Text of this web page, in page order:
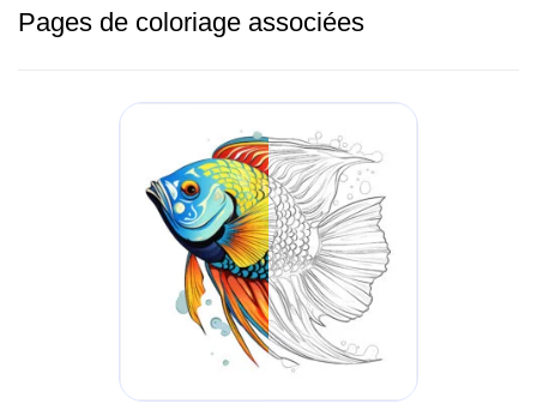
Pages de coloriage associées